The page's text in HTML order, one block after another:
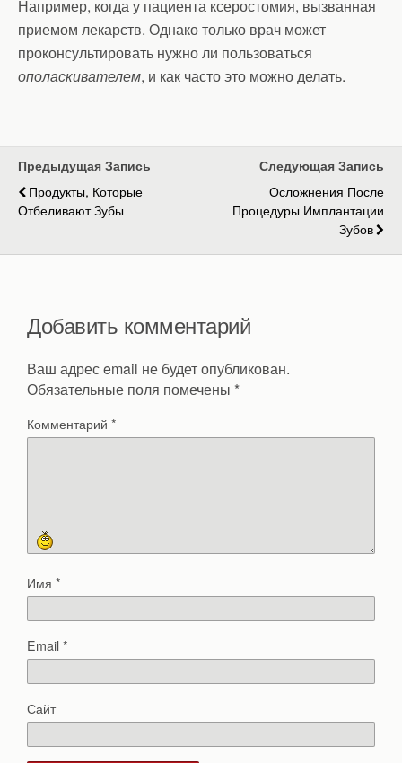
Например, когда у пациента ксеростомия, вызванная
приемом лекарств. Однако только врач может
проконсультировать нужно ли пользоваться
ополаскивателем, и как часто это можно делать.
Предыдущая Запись
Продукты, Которые
Отбеливают Зубы
Следующая Запись
Осложнения После
Процедуры Имплантации
Зубов
Добавить комментарий
Ваш адрес email не будет опубликован.
Обязательные поля помечены *
Комментарий *
Имя *
Email*
Сайт